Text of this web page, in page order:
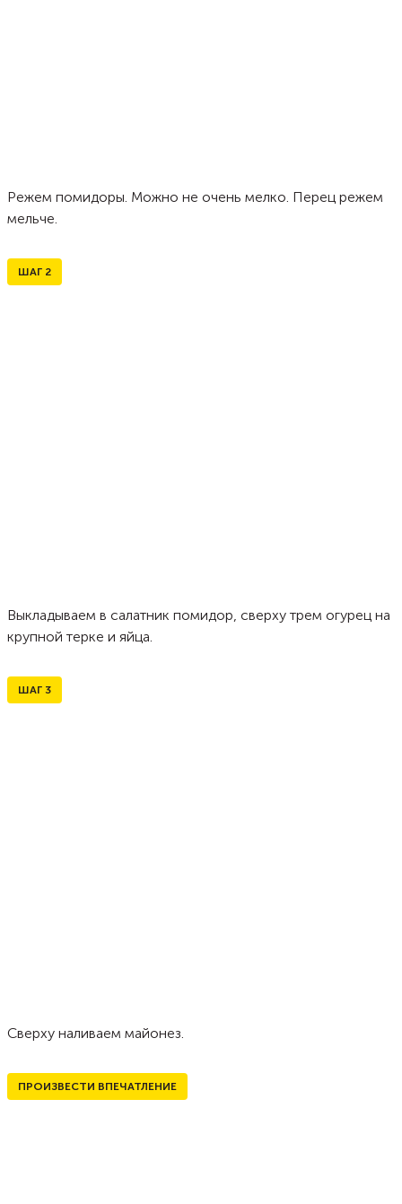
Режем помидоры. Можно не очень мелко. Перец режем
мельче.
ШАГ 2
Выкладываем в салатник помидор, сверху трем огурец на
крупной терке и яйца.
ШАГ 3
Сверху наливаем майонез.
ПРОИЗВЕСТИ ВПЕЧАТЛЕНИЕ